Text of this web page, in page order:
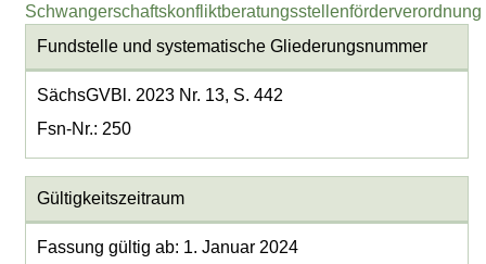
Schwangerschaftskonfliktberatungsstellenförderverordnung
Fundstelle und systematische Gliederungsnummer
SächsGVBl. 2023 Nr. 13, S. 442
Fsn-Nr.: 250
Gültigkeitszeitraum
Fassung gültig ab: 1. Januar 2024